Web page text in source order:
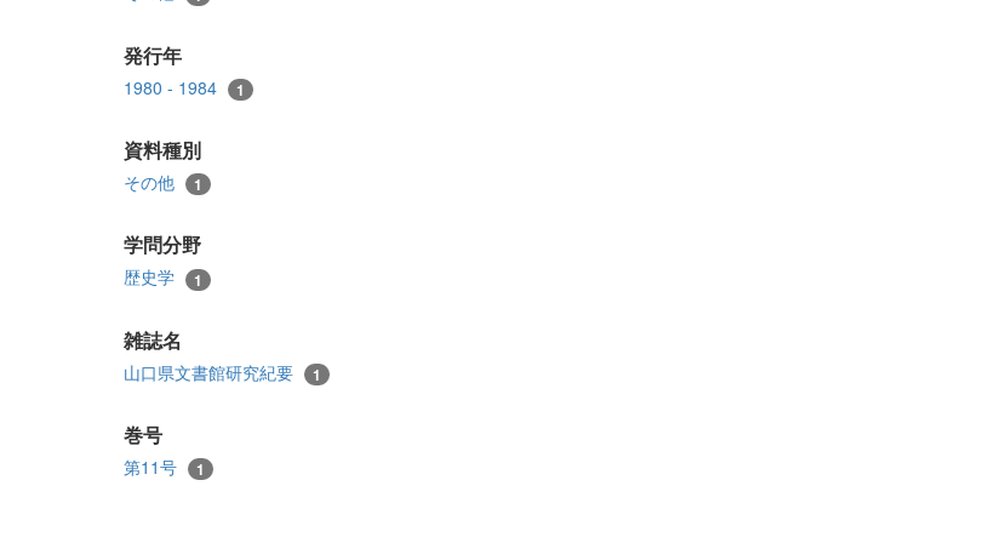
発行年
1980 - 1984 1
資料種別
その他 1
学問分野
歴史学 1
雑誌名
山口県文書館研究紀要 1
巻号
第11号 1